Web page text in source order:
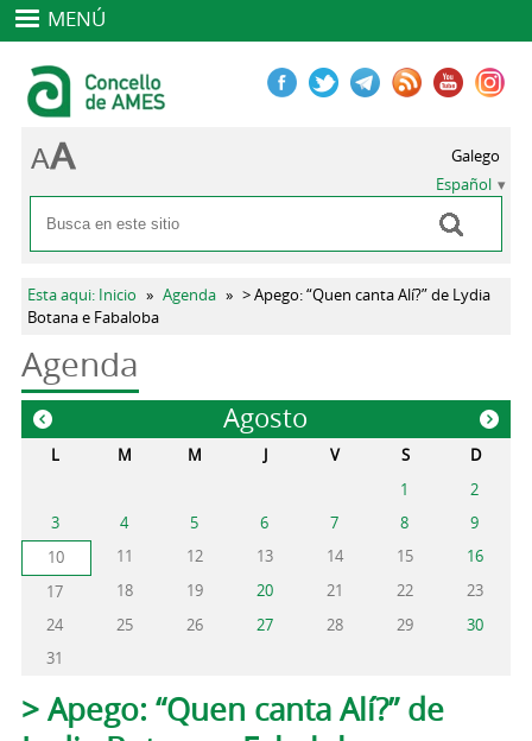
MENÚ
Formulario de búsqueda
Buscar
Galego
Español
Se encuentra usted aquí
Esta aqui: Inicio » Agenda » > Apego: “Quen canta Alí?” de Lydia
Botana e Fabaloba
Agenda
Agosto
« »
L M M J V S
D
1
2
3
4 5 6 7 8
9
10
11 12 13 14 15
16
17
18 19 20 21 22
23
24
25 26 27 28 29
30
31
Solapas principales
> Apego: “Quen canta Alí?” de